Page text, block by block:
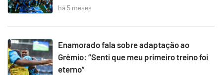
há 5 meses
Enamorado fala sobre adaptação ao
Grêmio: “Senti que meu primeiro treino foi
eterno”